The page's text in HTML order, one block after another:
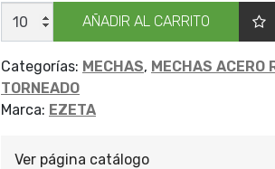
MECHA
CILIND
DECIM
3.9
cantidad
AÑADIR AL CARRITO
Categorías: MECHAS, MECHAS ACERO
TORNEADO
Marca: EZETA
Ver página catálogo